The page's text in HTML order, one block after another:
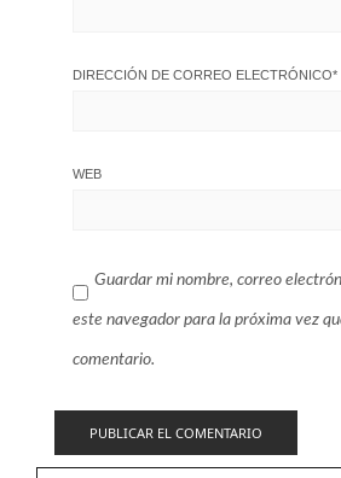
DIRECCIÓN DE CORREO ELECTRÓNICO*
WEB
Guardar mi nombre, correo
este navegador para la próxima vez
comentario.